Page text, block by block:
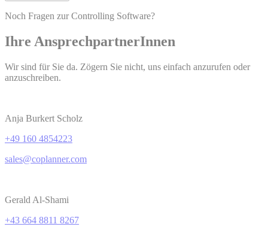
Noch Fragen zur Controlling Software?
Ihre AnsprechpartnerInnen
Wir sind für Sie da. Zögern Sie nicht, uns einfach anzurufen oder
anzuschreiben.
Anja Burkert Scholz
+49 160 4854223
sales@coplanner.com
Gerald Al-Shami
+43 664 8811 8267